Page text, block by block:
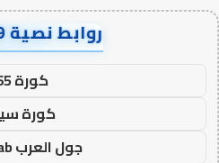
روابط نصية AA67449
كورة 365
كورة
جول العرب goalarab